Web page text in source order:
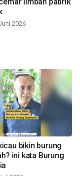
2026
bikin burung
ini kata Burung